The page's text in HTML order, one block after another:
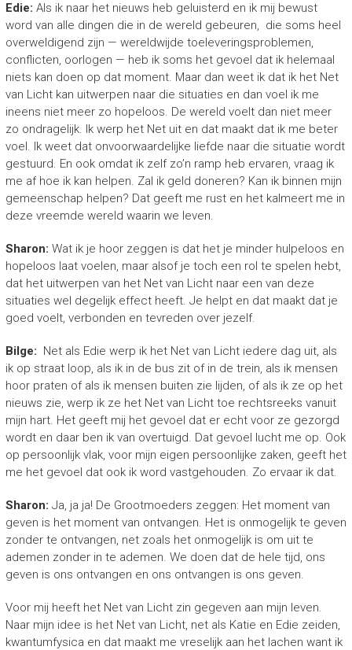
Edie: Als ik naar het nieuws heb geluisterd en ik mij bewust
word van alle dingen die in de wereld gebeuren, die soms heel
overweldigend zijn — wereldwijde toeleveringsproblemen,
conflicten, oorlogen — heb ik soms het gevoel dat ik helemaal
niets kan doen op dat moment. Maar dan weet ik dat ik het Net
van Licht kan uitwerpen naar die situaties en dan voel ik me
ineens niet meer zo hopeloos. De wereld voelt dan niet meer
zo ondragelijk. Ik werp het Net uit en dat maakt dat ik me beter
voel. Ik weet dat onvoorwaardelijke liefde naar die situatie wordt
gestuurd. En ook omdat ik zelf zo’n ramp heb ervaren, vraag ik
me af hoe ik kan helpen. Zal ik geld doneren? Kan ik binnen mijn
gemeenschap helpen? Dat geeft me rust en het kalmeert me in
deze vreemde wereld waarin we leven.
Sharon: Wat ik je hoor zeggen is dat het je minder hulpeloos en
hopeloos laat voelen, maar alsof je toch een rol te spelen hebt,
dat het uitwerpen van het Net van Licht naar een van deze
situaties wel degelijk effect heeft. Je helpt en dat maakt dat je
goed voelt, verbonden en tevreden over jezelf.
Bilge: Net als Edie werp ik het Net van Licht iedere dag uit, als
ik op straat loop, als ik in de bus zit of in de trein, als ik mensen
hoor praten of als ik mensen buiten zie lijden, of als ik ze op het
nieuws zie, werp ik ze het Net van Licht toe rechtsreeks vanuit
mijn hart. Het geeft mij het gevoel dat er echt voor ze gezorgd
wordt en daar ben ik van overtuigd. Dat gevoel lucht me op. Ook
op persoonlijk vlak, voor mijn eigen persoonlijke zaken, geeft het
me het gevoel dat ook ik word vastgehouden. Zo ervaar ik dat.
Sharon: Ja, ja ja! De Grootmoeders zeggen: Het moment van
geven is het moment van ontvangen. Het is onmogelijk te geven
zonder te ontvangen, net zoals het onmogelijk is om uit te
ademen zonder in te ademen. We doen dat de hele tijd, ons
geven is ons ontvangen en ons ontvangen is ons geven.
Voor mij heeft het Net van Licht zin gegeven aan mijn leven.
Naar mijn idee is het Net van Licht, net als Katie en Edie zeiden,
kwantumfysica en dat maakt me vreselijk aan het lachen want ik